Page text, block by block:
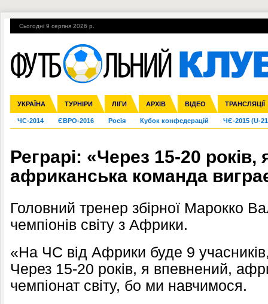
Сьогодні 9 серпня 2026 р.
УКРАЇНА ТУРНІРИ ЛІГИ АРХІВ ВІДЕО ТРАНСЛЯЦІЇ
Збірна Прем'єр-ліга Перша ліга Друга ліга Кубок України
Ліга чемпіонів Ліга Європи Міжнародні Ліга націй Ліга
Англія Іспанія Італія Німеччина Франція Інші
ЧС-2014 ЄВРО-2016 Росія Кубок конфедерацій ЧЄ-2015 (U-
Гарячі теми УПЛ, 2-й тур ВІЙНА УПЛ-ПЕРЕХОДИ
Реграрі: «Через 15-20
африканська команда
Головний тренер збірної Марокко
чемпіонів світу з Африки.
«На ЧС від Африки буде 9
Через 15-20 років, я впевнений,
чемпіонат світу, бо ми навчимося.